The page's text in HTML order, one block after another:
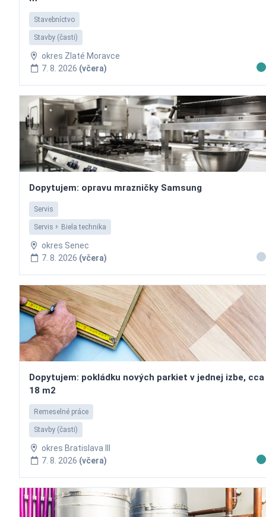
Stavebníctvo
Stavby (časti)
okres Zlaté Moravce
7. 8. 2026 (včera)
Dopytujem: opravu mrazničky Samsung
Servis
Servis Biela technika
okres Senec
7. 8. 2026 (včera)
Dopytujem: pokládku nových parkiet v jednej izbe, cca
18 m2
Remeselné práce
Stavby (časti)
okres Bratislava III
7. 8. 2026 (včera)